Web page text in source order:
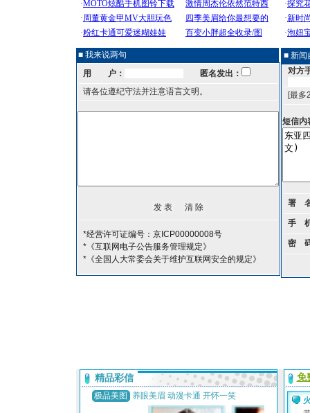
■ 我来说两句
用 户：
匿名发出：
请各位遵纪守法并注意语言文明。
*经营许可证编号：京ICP00000008号
*《互联网电子公告服务管理规定》
*《全国人大常委会关于维护互联网安全的规定》
■ 新闻
对方
[最多
短信内
署
手
密